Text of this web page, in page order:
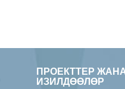
ПРОЕКТТЕР
ИЗИЛДӨӨЛӨР